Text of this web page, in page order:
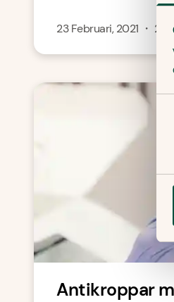
23 Februari, 2021 ・ 2
Antikroppar